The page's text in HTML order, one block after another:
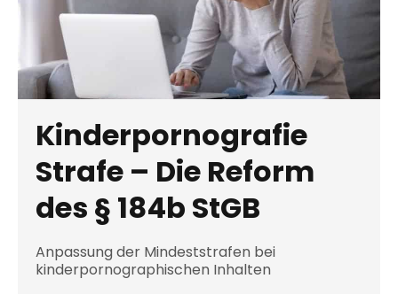
Kinderpornografie
Strafe – Die Reform
des § 184b StGB
Anpassung der Mindeststrafen bei
kinderpornographischen Inhalten